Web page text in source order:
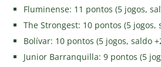
Fluminense: 11 pontos (5 jogos,
The Strongest: 10 pontos (5 jogos,
Bolívar: 10 pontos (5 jogos, saldo
Junior Barranquilla: 9 pontos (5